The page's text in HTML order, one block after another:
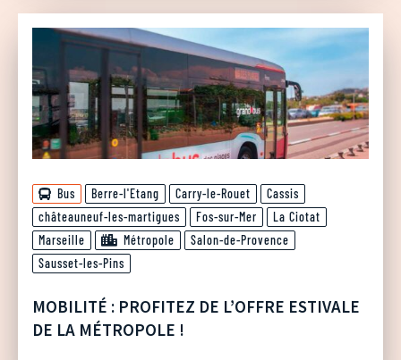
Bus Berre-l'Etang Carry-le-Rouet
Cassis
châteauneuf-les-martigues
Fos-sur-Mer
La Ciotat
Marseille
Métropole
Salon-de-Provence
Sausset-les-Pins
MOBILITÉ : PROFITEZ DE L’OFFRE ESTIVALE
DE LA MÉTROPOLE !